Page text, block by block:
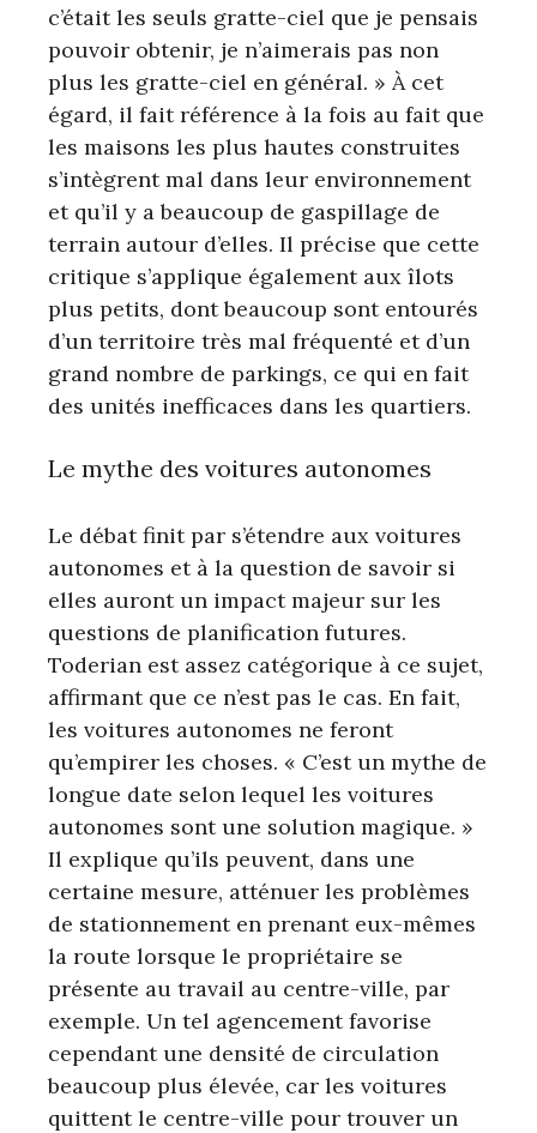
c’était les seuls gratte-ciel que je pensais
pouvoir obtenir, je n’aimerais pas non
plus les gratte-ciel en général. » À cet
égard, il fait référence à la fois au fait que
les maisons les plus hautes construites
s’intègrent mal dans leur environnement
et qu’il y a beaucoup de gaspillage de
terrain autour d’elles. Il précise que cette
critique s’applique également aux îlots
plus petits, dont beaucoup sont entourés
d’un territoire très mal fréquenté et d’un
grand nombre de parkings, ce qui en fait
des unités inefficaces dans les quartiers.
Le mythe des voitures autonomes
Le débat finit par s’étendre aux voitures
autonomes et à la question de savoir si
elles auront un impact majeur sur les
questions de planification futures.
Toderian est assez catégorique à ce sujet,
affirmant que ce n’est pas le cas. En fait,
les voitures autonomes ne feront
qu’empirer les choses. « C’est un mythe de
longue date selon lequel les voitures
autonomes sont une solution magique. »
Il explique qu’ils peuvent, dans une
certaine mesure, atténuer les problèmes
de stationnement en prenant eux-mêmes
la route lorsque le propriétaire se
présente au travail au centre-ville, par
exemple. Un tel agencement favorise
cependant une densité de circulation
beaucoup plus élevée, car les voitures
quittent le centre-ville pour trouver un